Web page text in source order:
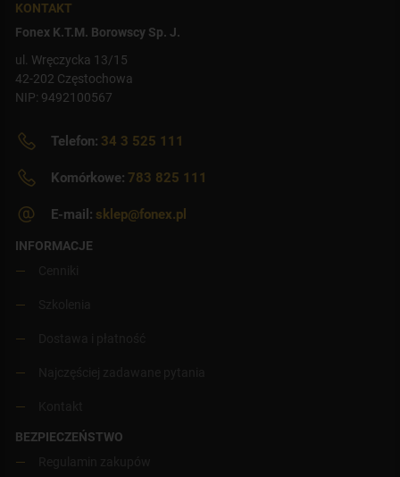
KONTAKT
Fonex K.T.M. Borowscy Sp. J.
ul. Wręczycka 13/15
42-202 Częstochowa
NIP: 9492100567
Telefon: 34 3 525 111
Komórkowe: 783 825 111
E-mail: sklep@fonex.pl
INFORMACJE
BEZPIECZEŃSTWO